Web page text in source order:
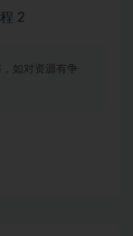
2
如对资源有争